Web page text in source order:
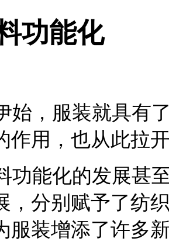
功能化
，服装就具有
作用，也从此拉
能化的发展甚
，分别赋予了纺
服装增添了许多